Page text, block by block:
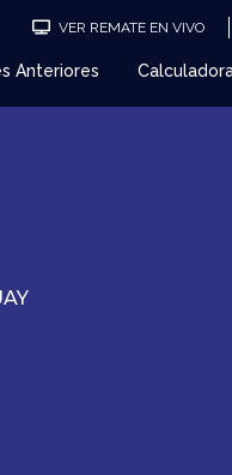
VER REMATE EN VIVO
Anteriores